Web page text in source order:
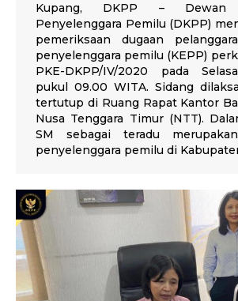
Kupang, DKPP – Dewan
Penyelenggara Pemilu (DKPP)
pemeriksaan dugaan
penyelenggara pemilu (KEPP)
PKE-DKPP/IV/2020 pada
pukul 09.00 WITA. Sidang
tertutup di Ruang Rapat Kantor
Nusa Tenggara Timur (NTT).
SM sebagai teradu
penyelenggara pemilu di